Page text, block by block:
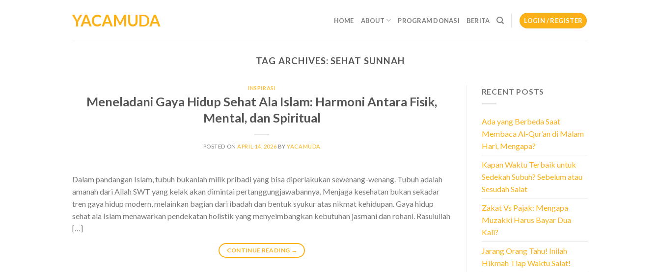
YACAMUDA HOME ABOUT PROGRAM DONASI BERITA LOGIN / REGISTER
TAG ARCHIVES:SEHAT SUNNAH
INSPIRASI
Meneladani Gaya Hidup Sehat Ala Islam: Harmoni Antara Fisik,
Mental, dan Spiritual
POSTED ONAPRIL 14, 2026 BYYACAMUDA
Dalam pandangan Islam, tubuh bukanlah milik pribadi yang bisa diperlakukan sewenang-wenang. Tubuh adalah
amanah dari Allah SWT yang kelak akan dimintai pertanggungjawabannya. Menjaga kesehatan bukan sekadar
tren gaya hidup modern, melainkan bagian dari ibadah dan bentuk syukur atas nikmat kehidupan. Gaya hidup
sehat ala Islam menawarkan pendekatan holistik yang menyeimbangkan kebutuhan jasmani dan rohani. Rasulullah
[…]
CONTINUE READING →
RECENT POSTS
Ada yang Berbeda Saat
Membaca Al-Qur’an di Malam
Hari, Mengapa?
Kapan Waktu Terbaik untuk
Sedekah Subuh? Sebelum atau
Sesudah Salat
Zakat Vs Pajak: Mengapa
Muzakki Harus Bayar Dua
Kali?
Jarang Orang Tahu! Inilah
Hikmah Tiap Waktu Salat!